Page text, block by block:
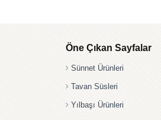
Öne Çıkan Sayfalar
Sünnet Ürünleri
Tavan Süsleri
Yılbaşı Ürünleri